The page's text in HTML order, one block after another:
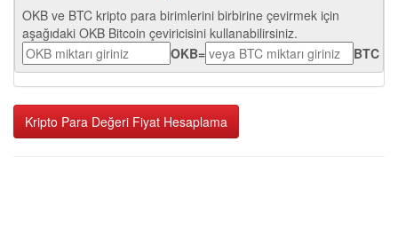
OKB ve BTC kripto para birimlerini birbirine çevirmek için
aşağıdaki OKB Bitcoin çeviricisini kullanabilirsiniz.
OKB= BTC
Kripto Para Değeri Fiyat Hesaplama